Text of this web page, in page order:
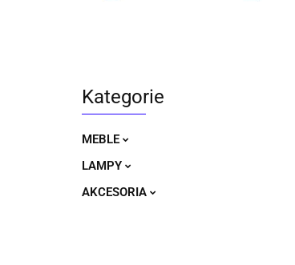
Kategorie
MEBLE
LAMPY
AKCESORIA